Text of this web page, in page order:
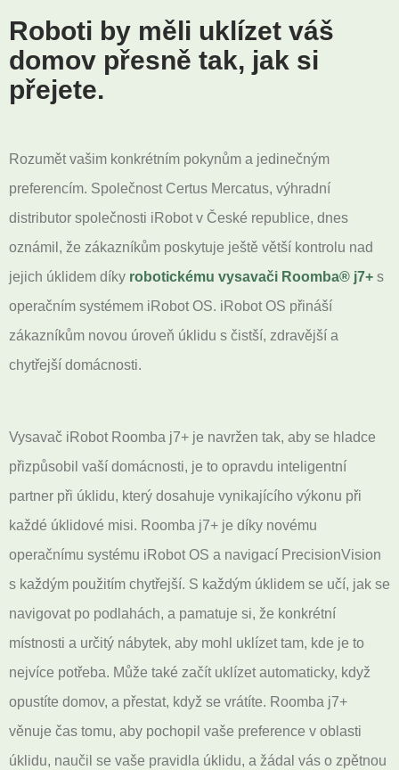
Roboti by měli uklízet váš
domov přesně tak, jak si
přejete.
Rozumět vašim konkrétním pokynům a jedinečným
preferencím. Společnost Certus Mercatus, výhradní
distributor společnosti iRobot v České republice, dnes
oznámil, že zákazníkům poskytuje ještě větší kontrolu nad
jejich úklidem díky robotickému vysavači Roomba® j7+ s
operačním systémem iRobot OS. iRobot OS přináší
zákazníkům novou úroveň úklidu s čistší, zdravější a
chytřejší domácnosti.
Vysavač iRobot Roomba j7+ je navržen tak, aby se hladce
přizpůsobil vaší domácnosti, je to opravdu inteligentní
partner při úklidu, který dosahuje vynikajícího výkonu při
každé úklidové misi. Roomba j7+ je díky novému
operačnímu systému iRobot OS a navigací PrecisionVision
s každým použitím chytřejší. S každým úklidem se učí, jak se
navigovat po podlahách, a pamatuje si, že konkrétní
místnosti a určitý nábytek, aby mohl uklízet tam, kde je to
nejvíce potřeba. Může také začít uklízet automaticky, když
opustíte domov, a přestat, když se vrátíte. Roomba j7+
věnuje čas tomu, aby pochopil vaše preference v oblasti
úklidu, naučil se vaše pravidla úklidu, a žádal vás o zpětnou